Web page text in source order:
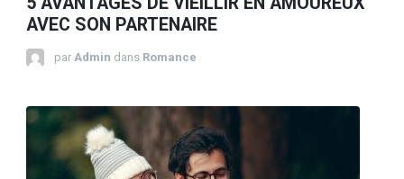
AVEC SON PARTENAIRE
par Admin dans Romance